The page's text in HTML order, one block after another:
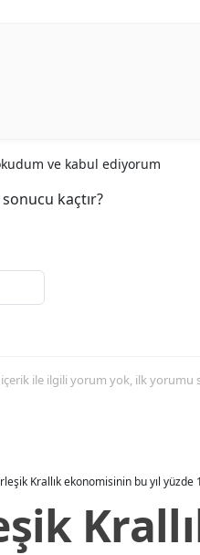
ve kabul ediyorum
kaçtır?
ile ilgili yorum yok, ilk yorumu
Krallık ekonomisinin bu yıl